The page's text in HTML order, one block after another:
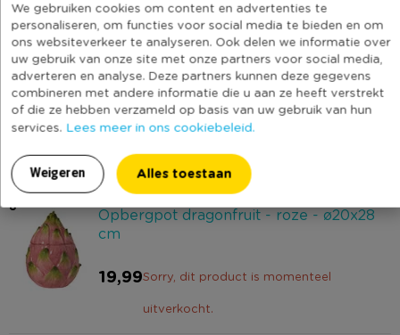
We gebruiken cookies om content en advertenties te
personaliseren, om functies voor social media te bieden en om
ons websiteverkeer te analyseren. Ook delen we informatie over
uw gebruik van onze site met onze partners voor social media,
adverteren en analyse. Deze partners kunnen deze gegevens
combineren met andere informatie die u aan ze heeft verstrekt
of die ze hebben verzameld op basis van uw gebruik van hun
services. Lees meer in ons cookiebeleid.
Weigeren Alles toestaan
3,99Sorry, dit product is momenteel
uitverkocht.
7
Diep bord roots - donkergroen -
ø20x5.4 cm
8
Opbergpot dragonfruit - roze - ø20x28
cm
19,99Sorry, dit product is momenteel
uitverkocht.